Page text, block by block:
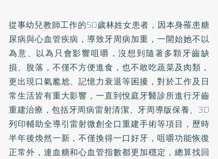
從事幼兒教師工作的50歲林姓女患者，因本身罹患糖
尿病與心血管疾病，導致牙周病加重，一開始她不以
為意、以為只會影響咀嚼，沒想到隨著多顆牙齒缺
損、脫落，不僅不方便進食，也不敢吃蔬菜及肉類，
更出現口氣尷尬、記憶力衰退等困擾，對於工作及日
常生活皆有重大影響，一直到悅庭牙醫診所進行牙齒
重建治療，包括牙周病雷射清潔、牙周導版保養、3D
列印輔助全導引雷射微創全口重建手術等項目，歷時
半年後煥然一新，不僅換得一口好牙，咀嚼功能恢復
正常外，連血糖和心血管指數都更加穩定，總算找回